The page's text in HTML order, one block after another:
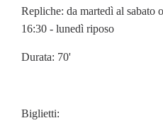
Repliche: da martedì al sabato
16:30 - lunedì riposo
Durata: 70'
Biglietti: